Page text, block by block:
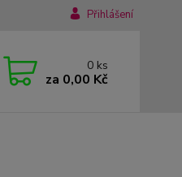
Přihlášení
0 ks
za 0,00 Kč